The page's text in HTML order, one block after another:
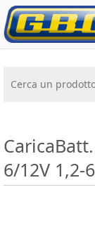
Cerca un prodotto...
6/12V 1,2-